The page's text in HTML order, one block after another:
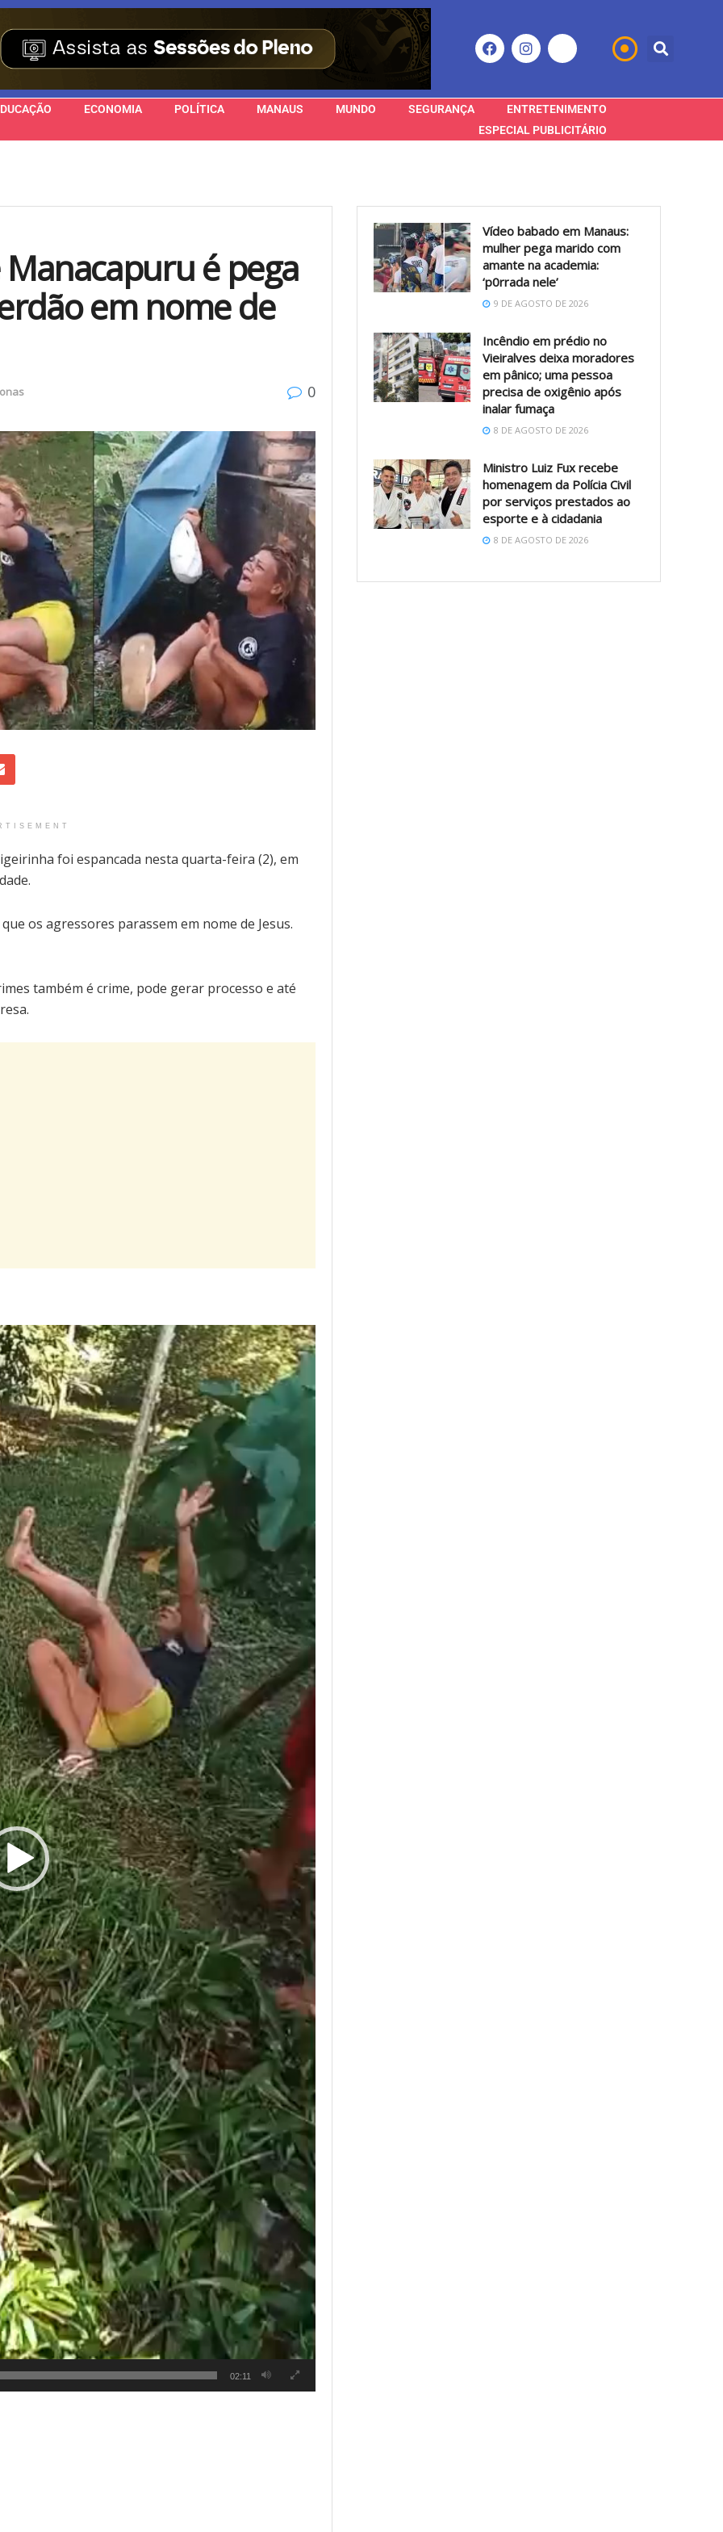
ECONOMIA POLÍTICA MANAUS MUNDO SEGURANÇA
ENTRETENIMENTO
ESPECIAL PUBLICITÁRIO
é pega
em nome de
0
foi espancada nesta quarta-feira (2), em
os agressores parassem em nome de Jesus.
também é crime, pode gerar processo e até
02:11
Vídeo babado em Manaus:
mulher pega marido com
amante na academia:
‘p0rrada nele’
9 DE AGOSTO DE 2026
Incêndio em prédio no
Vieiralves deixa moradores
em pânico; uma pessoa
precisa de oxigênio após
inalar fumaça
8 DE AGOSTO DE 2026
Ministro Luiz Fux recebe
homenagem da Polícia Civil
por serviços prestados ao
esporte e à cidadania
8 DE AGOSTO DE 2026